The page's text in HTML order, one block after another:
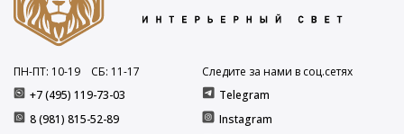
+7 (495) 119-73-03
8 (981) 815-52-89
ПН-ПТ: 10-19 СБ: 11-17
Следите за нами в соц.сетях
Telegram
Instagram